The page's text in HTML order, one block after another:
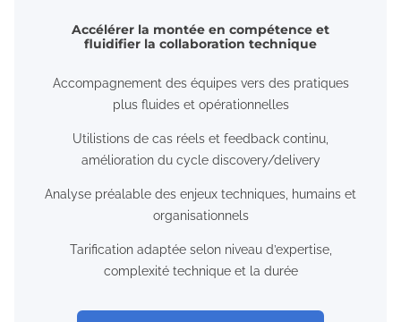
Accélérer la montée en compétence et
fluidifier la collaboration technique
Accompagnement des équipes vers des pratiques
plus fluides et opérationnelles
Utilistions de cas réels et feedback continu,
amélioration du cycle discovery/delivery
Analyse préalable des enjeux techniques, humains et
organisationnels
Tarification adaptée selon niveau d’expertise,
complexité technique et la durée